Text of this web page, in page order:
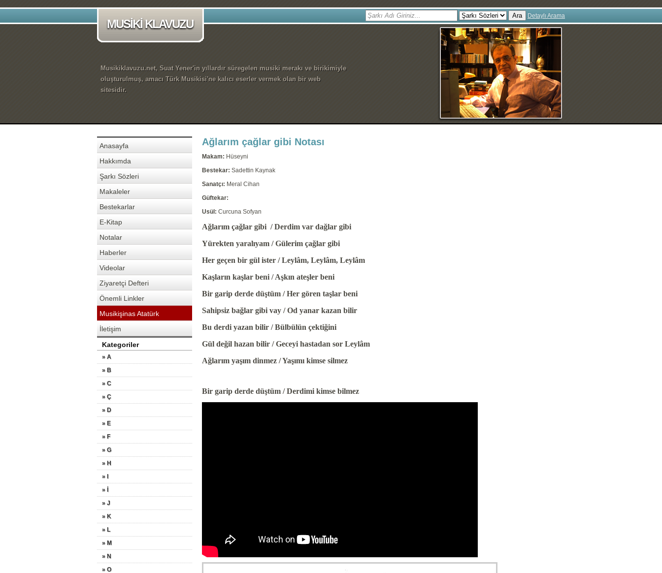
MUSİKİ KLAVUZU
Ara Detaylı Arama
Musikiklavuzu.net, Suat Yener'in yıllardır süregelen musiki merakı ve birikimiyle
oluşturulmuş, amacı Türk Musikisi'ne kalıcı eserler vermek olan bir web
sitesidir.
Anasayfa
Hakkımda
Şarkı Sözleri
Makaleler
Bestekarlar
E-Kitap
Notalar
Haberler
Videolar
Ziyaretçi Defteri
Önemli Linkler
Musikişinas Atatürk
İletişim
Kategoriler
» A
» B
» C
» Ç
» D
» E
» F
» G
» H
» I
» İ
» J
» K
» L
» M
» N
» O
Ağlarım çağlar gibi Notası
Makam: Hüseyni
Bestekar: Sadettin Kaynak
Sanatçı: Meral Cihan
Güftekar:
Usül: Curcuna Sofyan
Ağlarım çağlar gibi / Derdim var dağlar gibi
Yürekten yaralıyam / Gülerim çağlar gibi
Her geçen bir gül ister / Leylâm, Leylâm, Leylâm
Kaşların kaşlar beni / Aşkın ateşler beni
Bir garip derde düştüm / Her gören taşlar beni
Sahipsiz bağlar gibi vay / Od yanar kazan bilir
Bu derdi yazan bilir / Bülbülün çektiğini
Gül değil hazan bilir / Geceyi hastadan sor Leylâm
Ağlarım yaşım dinmez / Yaşımı kimse silmez
Bir garip derde düştüm / Derdimi kimse bilmez